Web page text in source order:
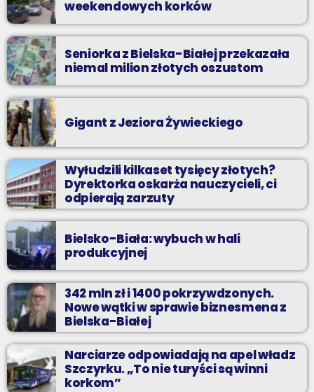
weekendowych korków
Seniorka z Bielska-Białej przekazała
niemal milion złotych oszustom
Gigant z Jeziora Żywieckiego
Wyłudzili kilkaset tysięcy złotych?
Dyrektorka oskarża nauczycieli, ci
odpierają zarzuty
Bielsko-Biała: wybuch w hali
produkcyjnej
342 mln zł i 1400 pokrzywdzonych.
Nowe wątki w sprawie biznesmena z
Bielska-Białej
Narciarze odpowiadają na apel władz
Szczyrku. „To nie turyści są winni
korkom”